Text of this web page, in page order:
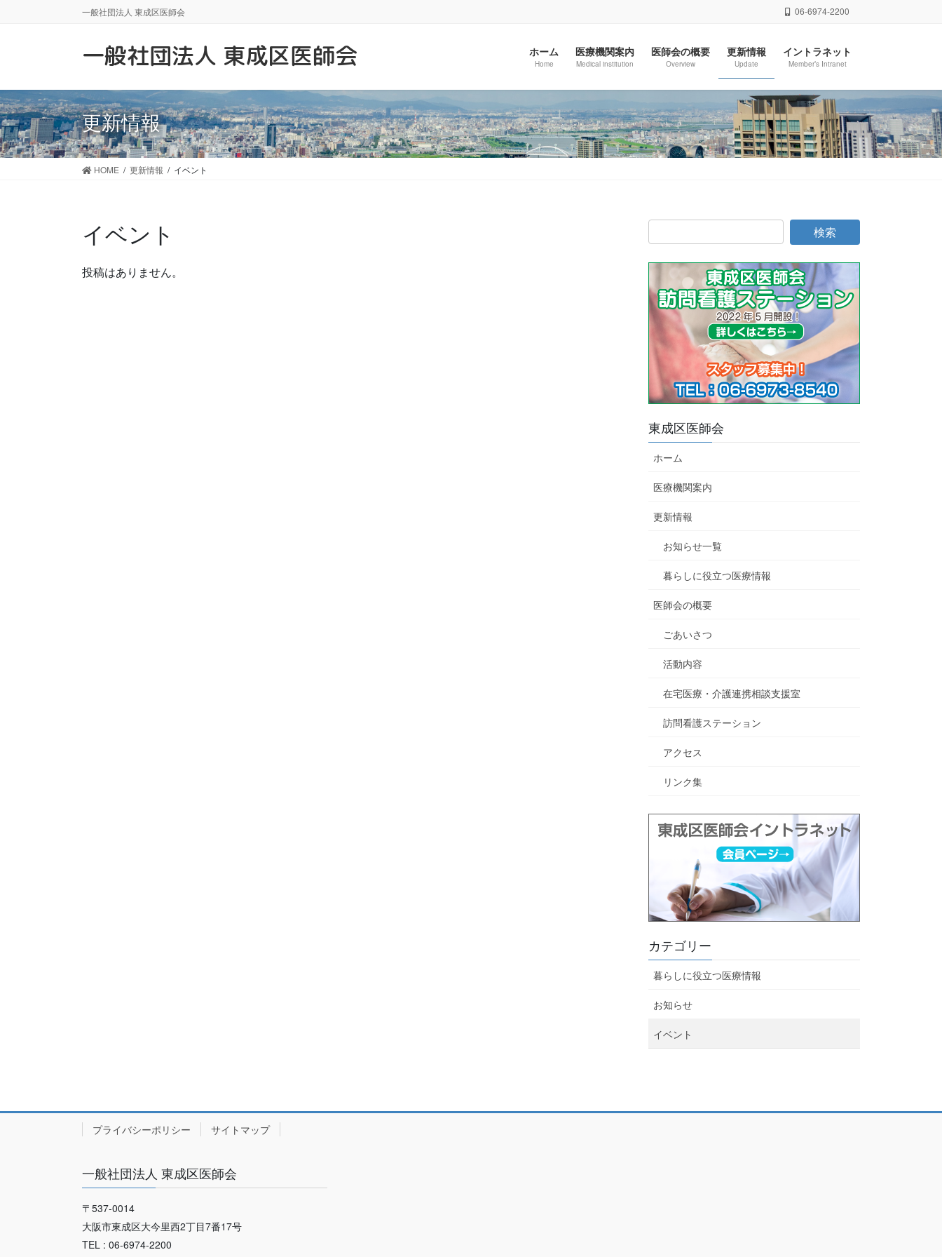
に
移
動
ョ
ン
に
移
動
一般社団法人 東成区医師会 06-6974-2200
一般社団法人 東成区医師会 ホーム
Home
医療機関案内
Medical institution
医師会の概要
Overview
更新情報
Update
イントラネット
Member’s Intranet
更新情報
HOME 更新情報 イベント
イベント
投稿はありません。
東成区医師会
ホーム
医療機関案内
更新情報
お知らせ一覧
暮らしに役立つ医療情報
医師会の概要
ごあいさつ
活動内容
在宅医療・介護連携相談支援室
訪問看護ステーション
アクセス
リンク集
カテゴリー
暮らしに役立つ医療情報
お知らせ
イベント
プライバシーポリシー サイトマップ
一般社団法人 東成区医師会
〒537-0014
大阪市東成区大今里西2丁目7番17号
TEL : 06-6974-2200